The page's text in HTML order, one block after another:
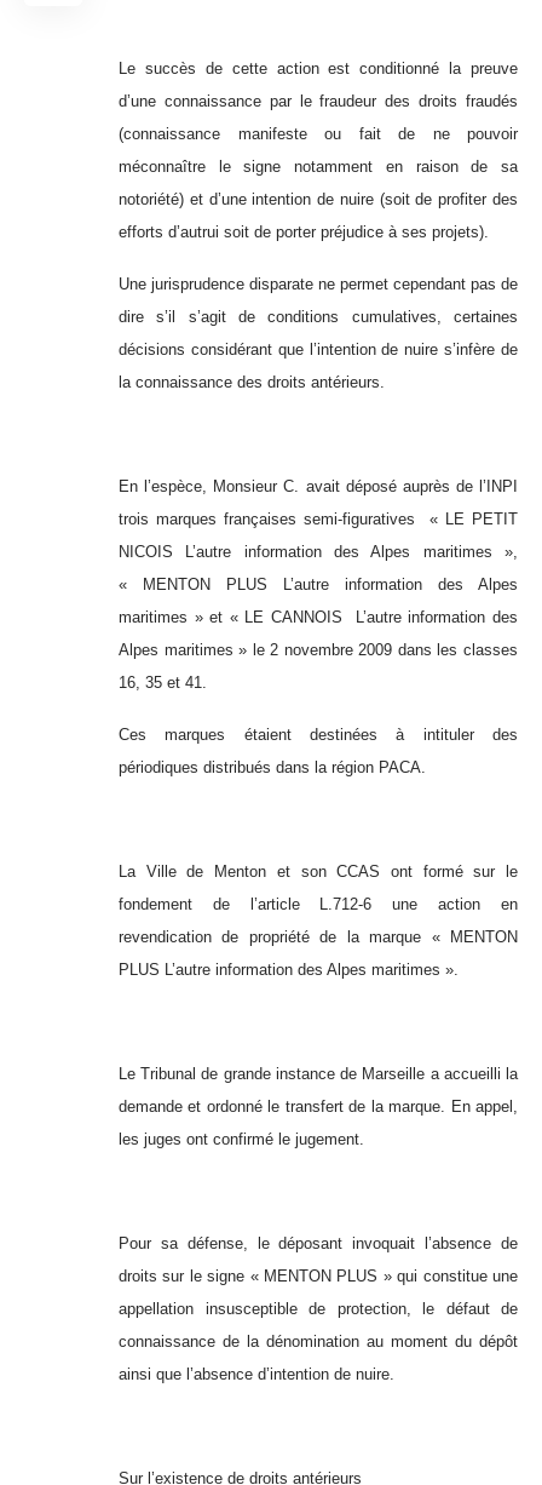
Le succès de cette action est conditionné la preuve
d’une connaissance par le fraudeur des droits fraudés
(connaissance manifeste ou fait de ne pouvoir
méconnaître le signe notamment en raison de sa
notoriété) et d’une intention de nuire (soit de profiter des
efforts d’autrui soit de porter préjudice à ses projets).
Une jurisprudence disparate ne permet cependant pas de
dire s’il s’agit de conditions cumulatives, certaines
décisions considérant que l’intention de nuire s’infère de
la connaissance des droits antérieurs.
En l’espèce, Monsieur C. avait déposé auprès de l’INPI
trois marques françaises semi-figuratives « LE PETIT
NICOIS L’autre information des Alpes maritimes »,
« MENTON PLUS L’autre information des Alpes
maritimes » et « LE CANNOIS L’autre information des
Alpes maritimes » le 2 novembre 2009 dans les classes
16, 35 et 41.
Ces marques étaient destinées à intituler des
périodiques distribués dans la région PACA.
La Ville de Menton et son CCAS ont formé sur le
fondement de l’article L.712-6 une action en
revendication de propriété de la marque « MENTON
PLUS L’autre information des Alpes maritimes ».
Le Tribunal de grande instance de Marseille a accueilli la
demande et ordonné le transfert de la marque. En appel,
les juges ont confirmé le jugement.
Pour sa défense, le déposant invoquait l’absence de
droits sur le signe « MENTON PLUS » qui constitue une
appellation insusceptible de protection, le défaut de
connaissance de la dénomination au moment du dépôt
ainsi que l’absence d’intention de nuire.
Sur l’existence de droits antérieurs